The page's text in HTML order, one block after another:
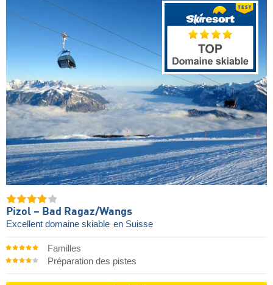
Pizol – Bad Ragaz/​Wangs
Excellent domaine skiable en Suisse
Familles
Préparation des pistes